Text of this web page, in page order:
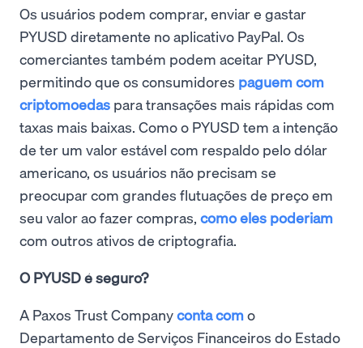
Os usuários podem comprar, enviar e gastar
PYUSD diretamente no aplicativo PayPal. Os
comerciantes também podem aceitar PYUSD,
permitindo que os consumidores paguem com
criptomoedas para transações mais rápidas com
taxas mais baixas. Como o PYUSD tem a intenção
de ter um valor estável com respaldo pelo dólar
americano, os usuários não precisam se
preocupar com grandes flutuações de preço em
seu valor ao fazer compras, como eles poderiam
com outros ativos de criptografia.
O PYUSD é seguro?
A Paxos Trust Companyconta como
Departamento de Serviços Financeiros do Estado